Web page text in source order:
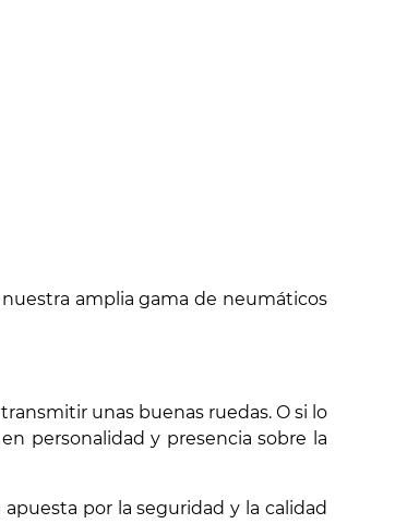
amplia gama de neumáticos
unas buenas ruedas. O si lo
personalidad y presencia sobre la
por la seguridad y la calidad